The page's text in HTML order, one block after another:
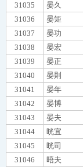
31035
晏久
31036
晏矩
31037
晏功
31038
晏宏
31039
晏正
31040
晏則
31041
晏年
31042
晏博
31043
晏夫
31044
晄宜
31045
晄司
31046
晤夫